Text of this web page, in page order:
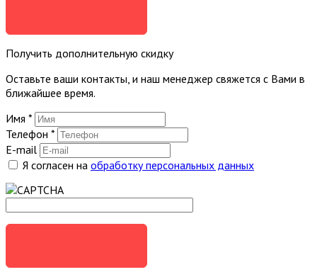
Получить дополнительную скидку
Оставьте ваши контакты, и наш менеджер свяжется с Вами в
ближайшее время.
Имя *
Телефон *
E-mail
Я согласен на обработку персональных данных